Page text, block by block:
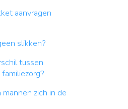
aanvragen
slikken?
tussen
zich in de